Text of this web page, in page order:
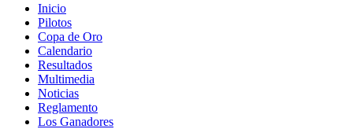
Inicio
Pilotos
Copa de Oro
Calendario
Resultados
Multimedia
Noticias
Reglamento
Los Ganadores